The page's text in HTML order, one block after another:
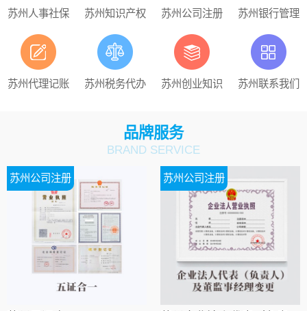
苏州人事社保 苏州知识产权 苏州公司注册 苏州银行管理
苏州代理记账 苏州税务代办 苏州创业知识 苏州联系我们
品牌服务
BRAND SERVICE
苏州公司注册 苏州公司注册